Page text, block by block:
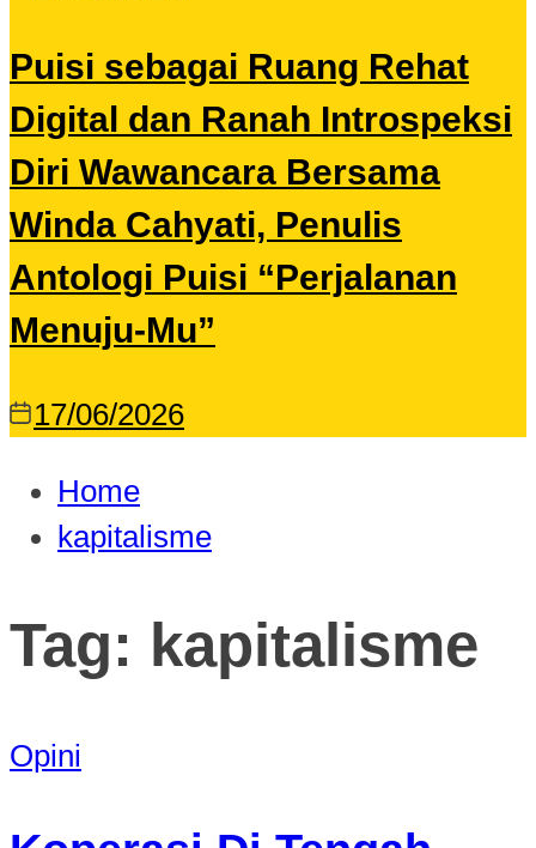
Puisi sebagai Ruang Rehat
Digital dan Ranah Introspeksi
Diri Wawancara Bersama
Winda Cahyati, Penulis
Antologi Puisi “Perjalanan
Menuju-Mu”
17/06/2026
Home
kapitalisme
Tag: kapitalisme
Opini